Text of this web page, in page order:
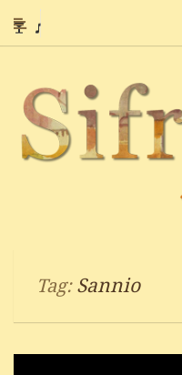
Tag: Sannio